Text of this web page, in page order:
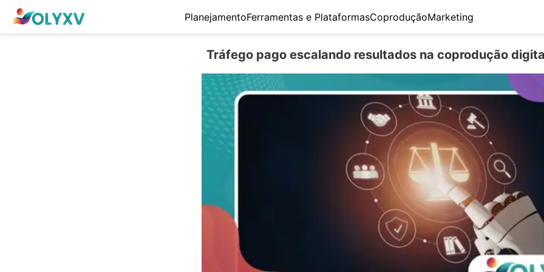
PlanejamentoFerramentas e PlataformasCoproduçãoMarketing
Tráfego pago escalando resultados na coprodução